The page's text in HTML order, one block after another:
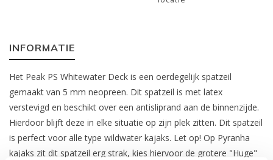
INFORMATIE
Het Peak PS Whitewater Deck is een oerdegelijk spatzeil
gemaakt van 5 mm neopreen. Dit spatzeil is met latex
verstevigd en beschikt over een antisliprand aan de binnenzijde.
Hierdoor blijft deze in elke situatie op zijn plek zitten. Dit spatzeil
is perfect voor alle type wildwater kajaks. Let op! Op Pyranha
kajaks zit dit spatzeil erg strak, kies hiervoor de grotere "Huge"